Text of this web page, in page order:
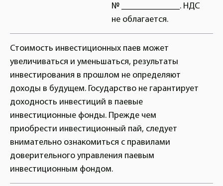
№ _____________. НДС
не облагается.
Стоимость инвестиционных паев может
увеличиваться и уменьшаться, результаты
инвестирования в прошлом не определяют
доходы в будущем. Государство не гарантирует
доходность инвестиций в паевые
инвестиционные фонды. Прежде чем
приобрести инвестиционный пай, следует
внимательно ознакомиться с правилами
доверительного управления паевым
инвестиционным фондом.